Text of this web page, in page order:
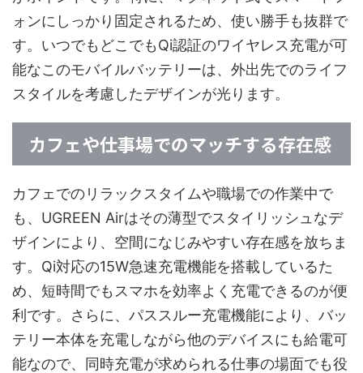
ォンにしっかり固定されるため、使い勝手も抜群で
す。いつでもどこでもQi認証のワイヤレス充電が可
能なこのモバイルバッテリーは、外出先でのライフ
スタイルを考慮したデザインが光ります。
カフェや仕事場でのマッチする存在感
カフェでのリラックスタイムや職場での作業中で
も、UGREEN Airはその薄型でスタイリッシュなデ
ザインにより、空間になじみやすい存在感を放ちま
す。Qi対応の15W急速充電機能を搭載しているた
め、短時間でもスマホを効率よく充電できるのが便
利です。さらに、パススルー充電機能により、バッ
テリー本体を充電しながら他のデバイスにも給電可
能なので、同時充電が求められる仕事の場面でも役